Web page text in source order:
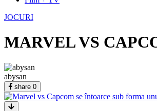
JOCURI
MARVEL VS
abysan
share 0